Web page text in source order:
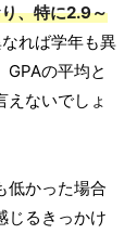
、特に2.9～
れば学年も異
の平均と
えないでしょ
低かった場合
じるきっかけ